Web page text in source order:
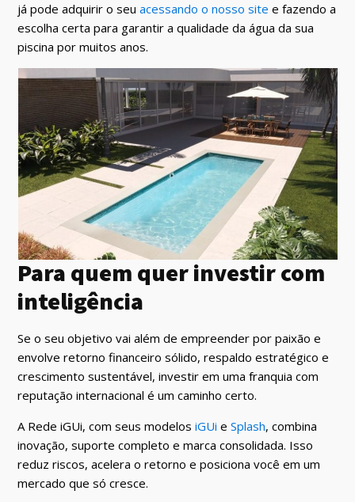
já pode adquirir o seuacessando o nosso site e fazendo a
escolha certa para garantir a qualidade da água da sua
piscina por muitos anos.
Para quem quer investir com
inteligência
Se o seu objetivo vai além de empreender por paixão e
envolve retorno financeiro sólido, respaldo estratégico e
crescimento sustentável, investir em uma franquia com
reputação internacional é um caminho certo.
A Rede iGUi, com seus modelosiGUieSplash, combina
inovação, suporte completo e marca consolidada. Isso
reduz riscos, acelera o retorno e posiciona você em um
mercado que só cresce.